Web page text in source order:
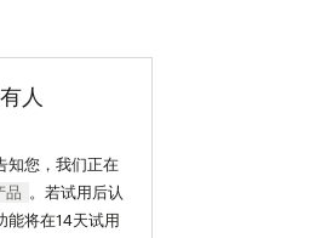
人
知您，我们正在
品 。若试用后认
能将在14天试用